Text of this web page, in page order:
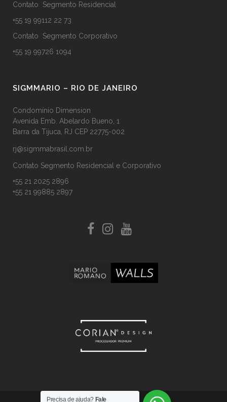
Contato Segmento Residencial
+55 19 99112 22 73
Contato Segmento Corporativo
+55 19 99726 1094
SIGMMARIO – RIO DE JANEIRO
Condomínio Dimension
Avenida Emb. Abelardo Bueno, 1
Barra da Tijuca, RJ CEP 22775-002
rj@sigmmabrasil.com.br
Contato Segmento Residencial e Corporativo
+55 21 2025 2896
+55 21 99885 2897
Precisa de ajuda? Fale